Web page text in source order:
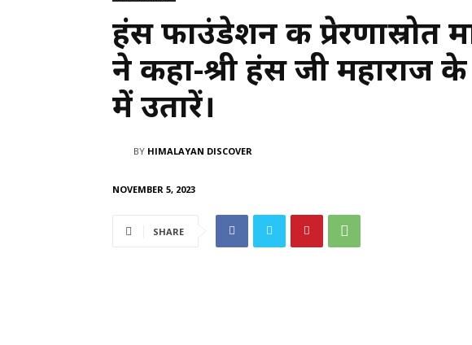
हंस फाउंडेशन की प्रेरणास्रोत
ने कहा-श्री हंस जी महाराज
में उतारें।
BY HIMALAYAN DISCOVER
NOVEMBER 5, 2023
SHARE